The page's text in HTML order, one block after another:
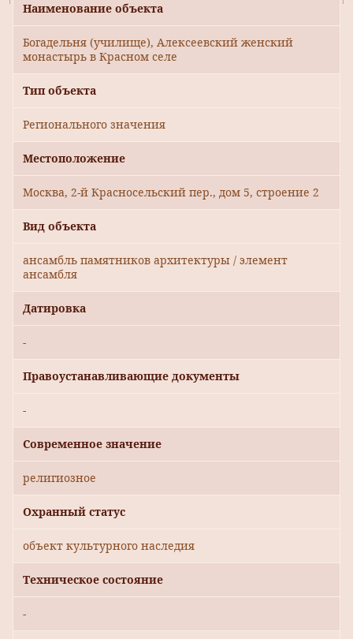
Наименование объекта
Богадельня (училище), Алексеевский женский
монастырь в Красном селе
Тип объекта
Регионального значения
Местоположение
Москва, 2-й Красносельский пер., дом 5, строение 2
Вид объекта
ансамбль памятников архитектуры / элемент
ансамбля
Датировка
-
Правоустанавливающие документы
-
Современное значение
религиозное
Охранный статус
объект культурного наследия
Техническое состояние
-